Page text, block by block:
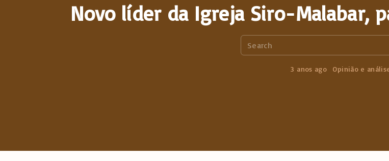
Novo líder da Igreja Siro-Malabar,
3 anos ago Opinião e